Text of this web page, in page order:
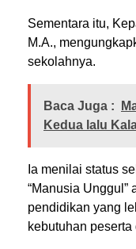
Sementara itu,
M.A.,
sekolahnya.
Baca Juga :
Kedua lalu
Ia menilai status
“Manusia
pendidikan yang
kebutuhan peserta